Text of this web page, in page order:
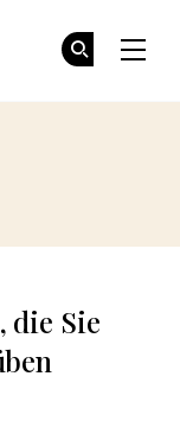
die Sie